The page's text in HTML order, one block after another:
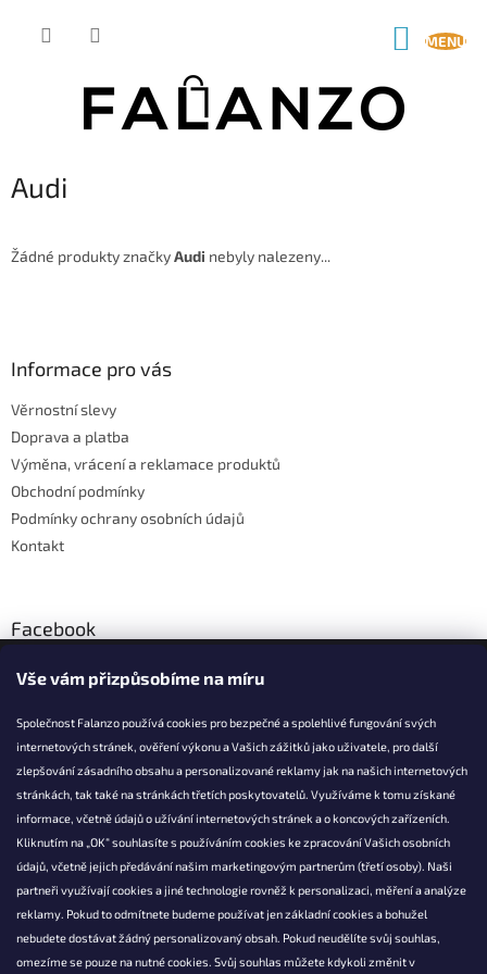
Vše vám přizpůsobíme na míru
Společnost Falanzo používá cookies pro bezpečné a spolehlivé fungování svých
internetových stránek, ověření výkonu a Vašich zážitků jako uživatele, pro další
zlepšování zásadního obsahu a personalizované reklamy jak na našich internetových
stránkách, tak také na stránkách třetích poskytovatelů. Využíváme k tomu získané
informace, včetně údajů o užívání internetových stránek a o koncových zařízeních.
Kliknutím na „OK“ souhlasíte s používáním cookies ke zpracování Vašich osobních
údajů, včetně jejich předávání našim marketingovým partnerům (třetí osoby). Naši
partneři využívají cookies a jiné technologie rovněž k personalizaci, měření a analýze
reklamy. Pokud to odmítnete budeme používat jen základní cookies a bohužel
nebudete dostávat žádný personalizovaný obsah. Pokud neudělíte svůj souhlas,
omezíme se pouze na nutné cookies. Svůj souhlas můžete kdykoli změnit v
Audi
Žádné produkty značkyAudi nebyly nalezeny...
Informace pro vás
Věrnostní slevy
Doprava a platba
Výměna, vrácení a reklamace produktů
Obchodní podmínky
Podmínky ochrany osobních údajů
Kontakt
Facebook
KONTAKT
info@falanzo.cz
Falanzo.cz
FalanzoCZ